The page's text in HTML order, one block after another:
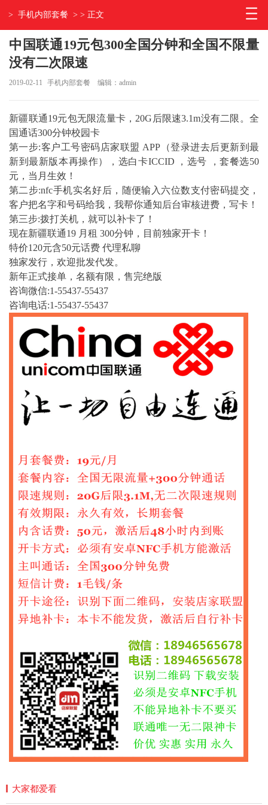
> 手机内部套餐 > > 正文
中国联通19元包300全国分钟和全国不限量
没有二次限速
2019-02-11 手机内部套餐 编辑：admin
新疆联通19元包无限流量卡，20G后限速3.1m没有二限。全
国通话300分钟校园卡
第一步:客户工号密码店家联盟 APP（登录进去后更新到最
新到最新版本再操作），选白卡ICCID ，选号 ，套餐选50
元，当月生效！
第二步:nfc手机实名好后，随便输入六位数支付密码提交，
客户把名字和号码给我，我帮你通知后台审核进费，写卡！
第三步:拨打关机，就可以补卡了！
现在新疆联通19 月租 300分钟，目前独家开卡！
特价120元含50元话费 代理私聊
独家发行，欢迎批发代发。
新年正式接单，名额有限，售完绝版
咨询微信:1-55437-55437
咨询电话:1-55437-55437
大家都爱看